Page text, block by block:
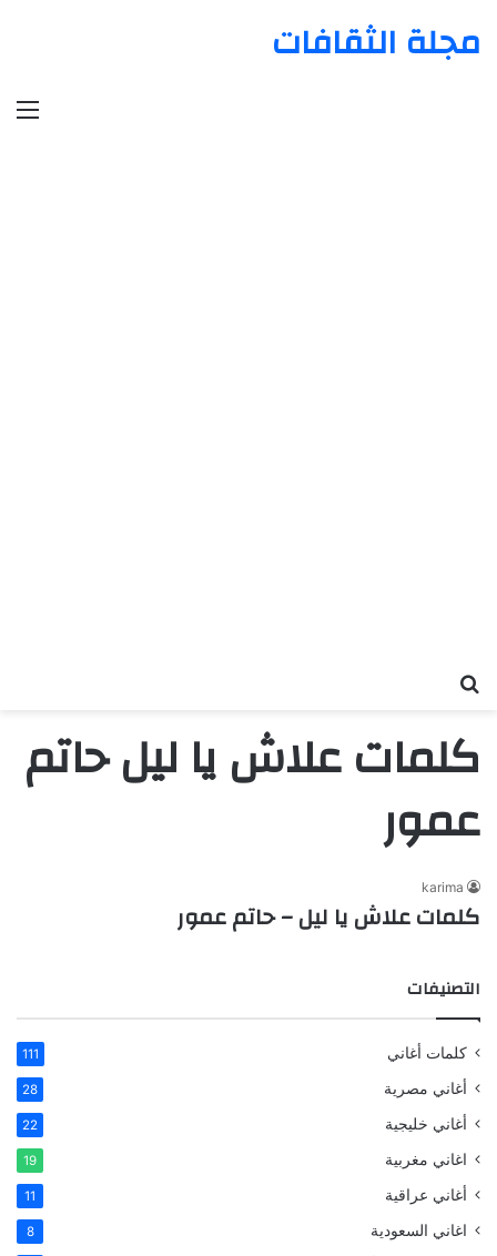
مجلة الثقافات
كلمات علاش يا ليل حاتم
عمور
karima
كلمات علاش يا ليل – حاتم عمور
التصنيفات
كلمات أغاني 111
أغاني مصرية 28
أغاني خليجية 22
اغاني مغربية 19
أغاني عراقية 11
اغاني السعودية 8